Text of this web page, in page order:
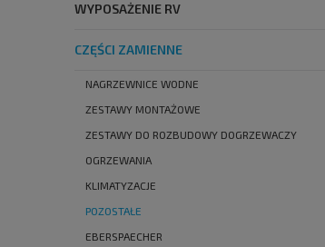
WYPOSAŻENIE RV
CZĘŚCI ZAMIENNE
NAGRZEWNICE WODNE
ZESTAWY MONTAŻOWE
ZESTAWY DO ROZBUDOWY DOGRZEWACZY
OGRZEWANIA
KLIMATYZACJE
POZOSTAŁE
EBERSPAECHER